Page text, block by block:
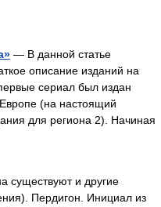
— В данной статье
описание изданий на
сериал был издан
(на настоящий
для региона 2). Начиная
существуют и другие
Пердигон. Инициал из